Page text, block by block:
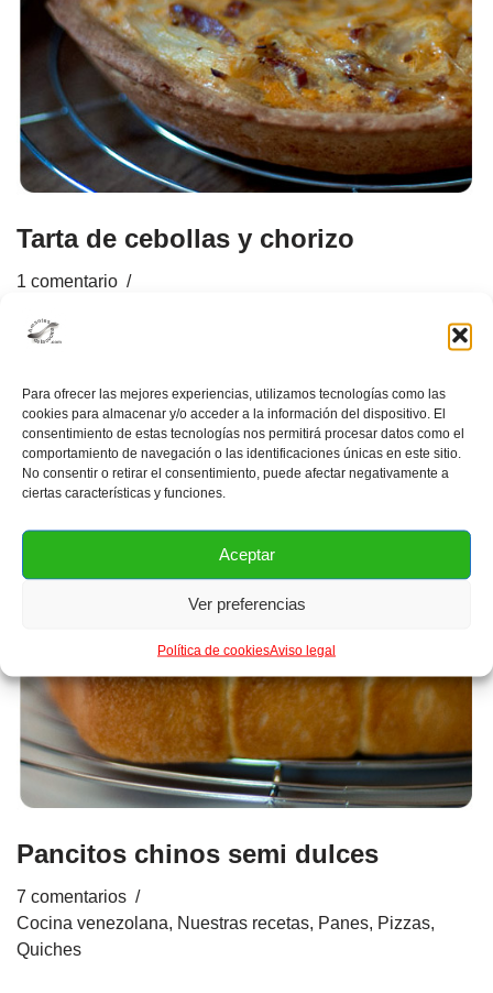
Para ofrecer las mejores experiencias, utilizamos tecnologías como las
cookies para almacenar y/o acceder a la información del dispositivo. El
consentimiento de estas tecnologías nos permitirá procesar datos como el
comportamiento de navegación o las identificaciones únicas en este sitio.
No consentir o retirar el consentimiento, puede afectar negativamente a
ciertas características y funciones.
Aceptar
Ver preferencias
Política de cookiesAviso legal
Tarta de cebollas y chorizo
1 comentario
Pancitos chinos semi dulces
7 comentarios
Cocina venezolana, Nuestras recetas, Panes, Pizzas,
Quiches